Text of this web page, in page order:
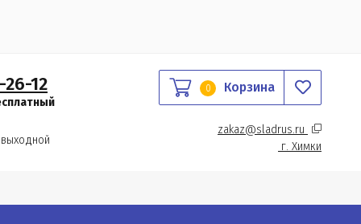
12 0 Корзина
zakaz@sladrus.ru
г. Химки